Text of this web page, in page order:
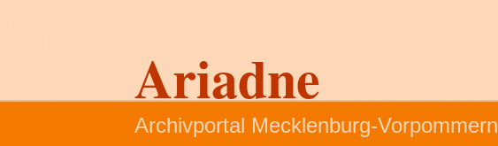
Ariadne
Archivportal Mecklenburg-Vorpommern